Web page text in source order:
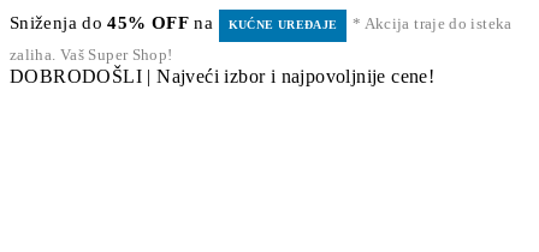
Sniženja do45% OFF na KUĆNE UREĐAJE
* Akcija traje do isteka
zaliha. Vaš Super Shop!
DOBRODOŠLI | Najveći izbor i najpovoljnije cene!